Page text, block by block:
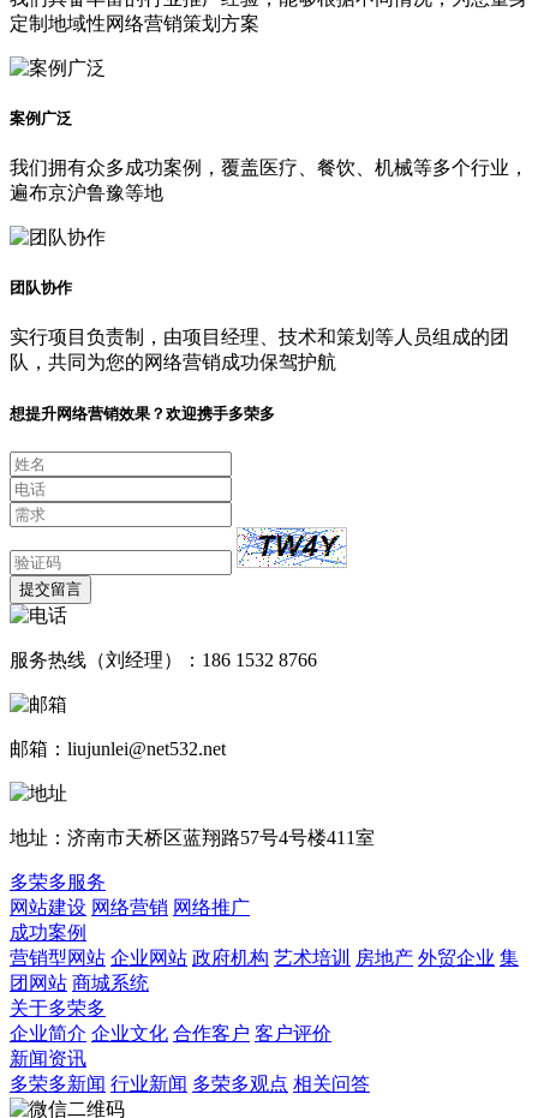
定制地域性网络营销策划方案
案例广泛
我们拥有众多成功案例，覆盖医疗、餐饮、机械等多个行业，
遍布京沪鲁豫等地
团队协作
实行项目负责制，由项目经理、技术和策划等人员组成的团
队，共同为您的网络营销成功保驾护航
想提升网络营销效果？欢迎携手多荣多
提交留言
服务热线（刘经理）：186 1532 8766
邮箱：liujunlei@net532.net
地址：济南市天桥区蓝翔路57号4号楼411室
多荣多服务
网站建设 网络营销 网络推广
成功案例
营销型网站 企业网站 政府机构 艺术培训 房地产 外贸企业 集
团网站 商城系统
关于多荣多
企业简介 企业文化 合作客户 客户评价
新闻资讯
多荣多新闻 行业新闻 多荣多观点 相关问答